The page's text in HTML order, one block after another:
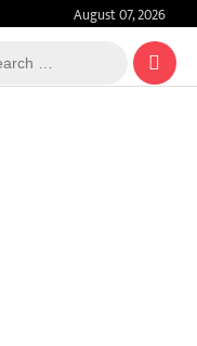
August 07, 2026
Search
…